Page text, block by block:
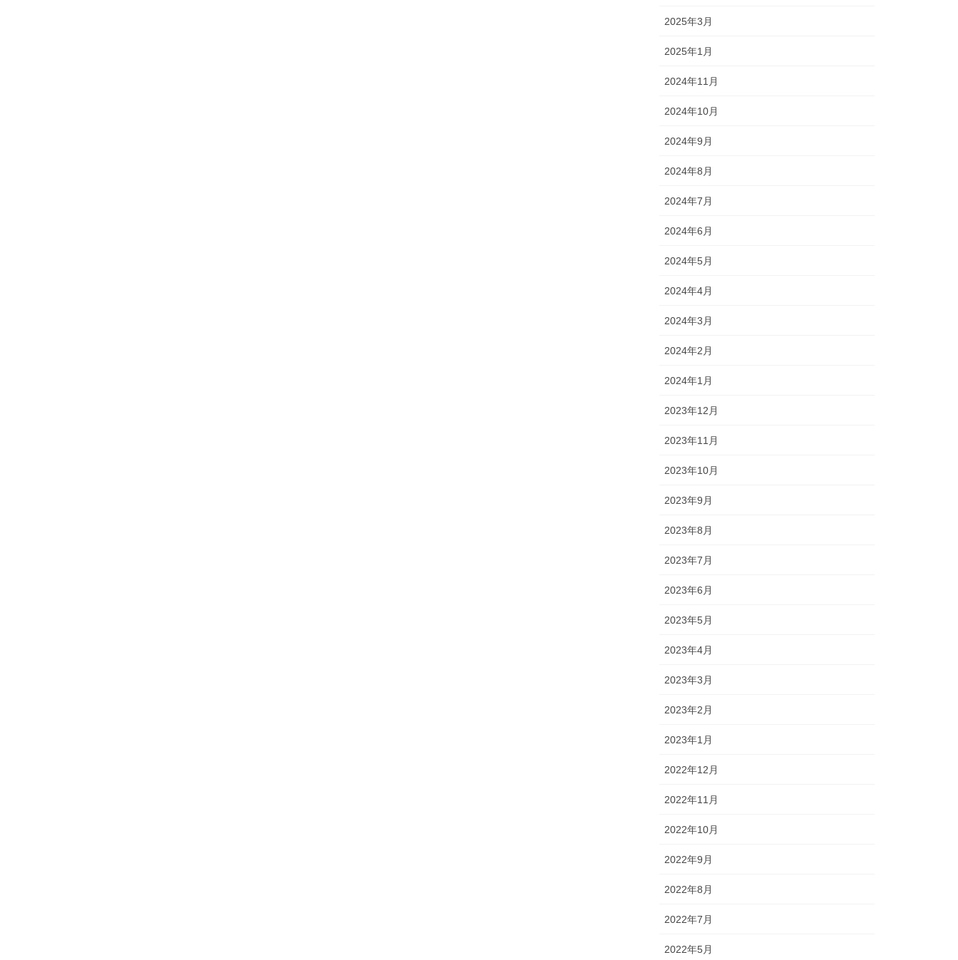
2025年3月
2025年1月
2024年11月
2024年10月
2024年9月
2024年8月
2024年7月
2024年6月
2024年5月
2024年4月
2024年3月
2024年2月
2024年1月
2023年12月
2023年11月
2023年10月
2023年9月
2023年8月
2023年7月
2023年6月
2023年5月
2023年4月
2023年3月
2023年2月
2023年1月
2022年12月
2022年11月
2022年10月
2022年9月
2022年8月
2022年7月
2022年5月